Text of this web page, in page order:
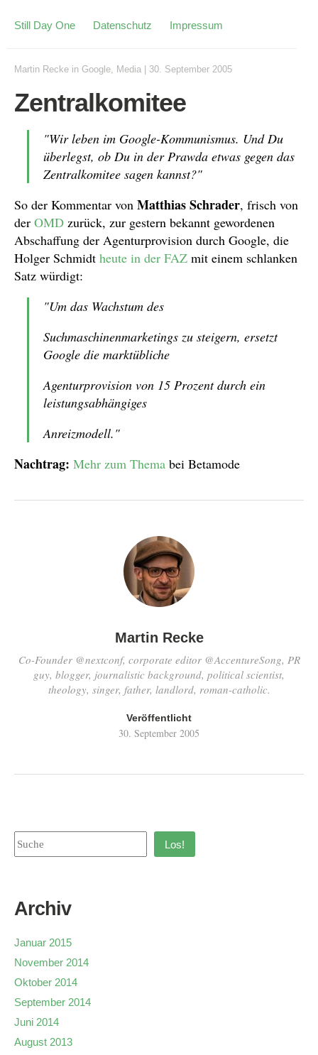
Still Day One Datenschutz Impressum
Martin Recke in Google, Media 30. September 2005
Zentralkomitee
"Wir leben im Google-Kommunismus. Und Du
überlegst, ob Du in der Prawda etwas gegen das
Zentralkomitee sagen kannst?"
So der Kommentar von Matthias Schrader, frisch von
der OMD zurück, zur gestern bekannt gewordenen
Abschaffung der Agenturprovision durch Google, die
Holger Schmidt heute in der FAZ mit einem schlanken
Satz würdigt:
"Um das Wachstum des
Suchmaschinenmarketings zu steigern, ersetzt
Google die marktübliche
Agenturprovision von 15 Prozent durch ein
leistungsabhängiges
Anreizmodell."
Nachtrag: Mehr zum Thema bei Betamode
Martin Recke
Co-Founder @nextconf, corporate editor @AccentureSong, PR
guy, blogger, journalistic background, political scientist,
theology, singer, father, landlord, roman-catholic.
Veröffentlicht
30. September 2005
Los!
Archiv
Januar 2015
November 2014
Oktober 2014
September 2014
Juni 2014
August 2013